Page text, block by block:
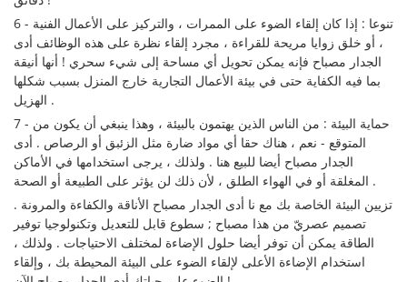
6 - تنوعا : إذا كان إلقاء الضوء على الممرات ، والتركيز على الأعمال الفنية
، أو خلق زوايا مريحة للقراءة ، مجرد إلقاء نظرة على هذه الوظائف أدى
الجدار مصباح فإنه يمكن تحويل أي مساحة إلى شيء سحري ! أنها أنيقة
بما فيه الكفاية حتى في بيئة الأعمال التجارية خارج المنزل بسبب شكلها
الهزيل .
7 - حماية البيئة : من الناس الذين يهتمون بالبيئة ، وهذا ينبغي أن يكون من
المتوقع - نعم ، هناك حقا أي مواد ضارة مثل الزئبق أو الرصاص . أدى
الجدار مصباح أيضا للبيع هنا . ولذلك ، يرجى استخدامها في الأماكن
المغلقة أو في الهواء الطلق ، لأن ذلك لن يؤثر على الطبيعة أو الصحة .
تزيين البيئة الخاصة بك مع نا أدى الجدار مصباح الأناقة والكفاءة والمرونة .
تصميم عصريّ من هذا مصباح ; سطوع قابل للتعديل وتكنولوجيا توفير
الطاقة يمكن أن توفر أيضا حلول الإضاءة لمختلف الاحتياجات . ولذلك ،
استخدام الإضاءة الأعلى لإلقاء الضوء على البيئة المحيطة بك ، وإلقاء